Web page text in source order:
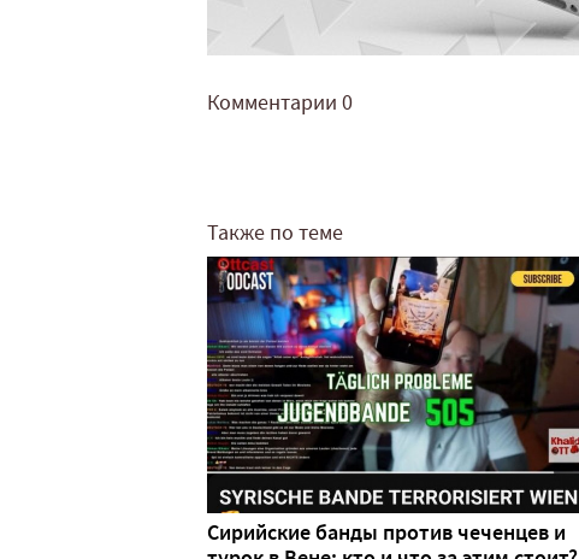
Комментарии 0
Также по теме
Сирийские банды против чеченцев и